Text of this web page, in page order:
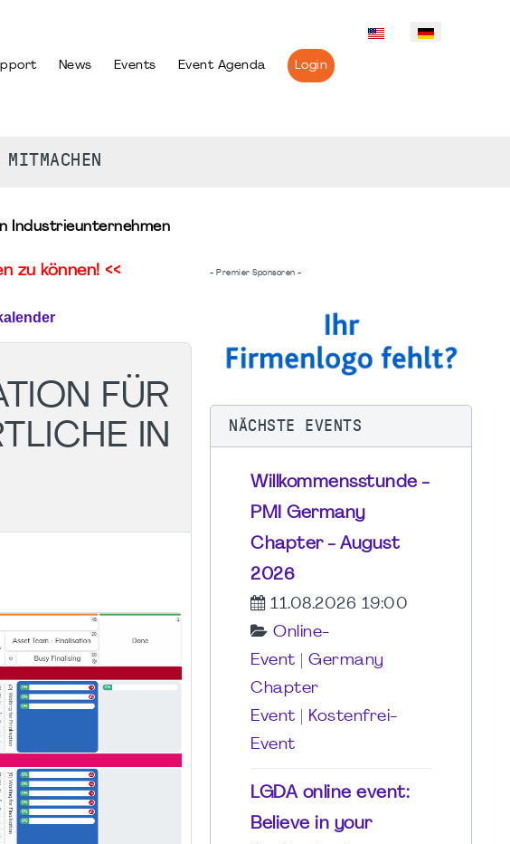
News Events Event Agenda Login
MITMACHEN
Industrieunternehmen
zu können! <<
FÜR
IN
- Premier Sponsoren -
NÄCHSTE EVENTS
Willkommensstunde -
PMI Germany
Chapter - August
2026
11.08.2026 19:00
Online-
Event
Germany
Chapter
Event
Kostenfrei-
Event
LGDA online event:
Believe in your